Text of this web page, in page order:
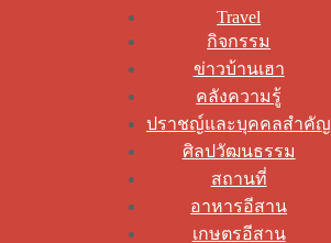
Travel
กิจกรรม
ข่าวบ้านเฮา
คลังความรู้
ปราชญ์และบุคคลสำคัญ
ศิลปวัฒนธรรม
สถานที่
อาหารอีสาน
เกษตรอีสาน